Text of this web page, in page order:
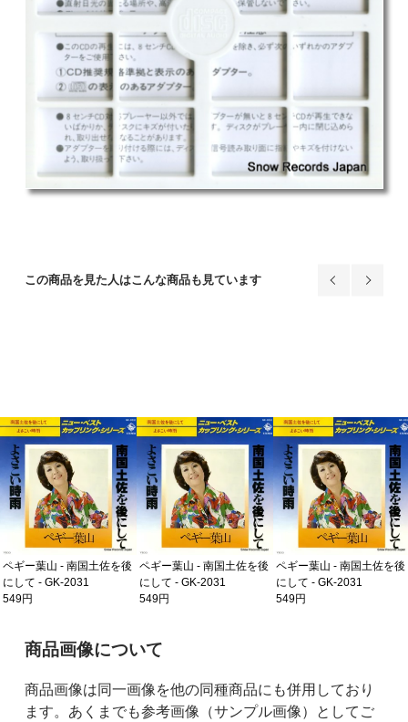
この商品を見た人はこんな商品も見ています
ペギー葉山 - 南国土佐を後
にして - GK-2031
549円
ペギー葉山 - 南国土佐を後
にして - GK-2031
549円
ペギー葉山 - 南国土佐を後
にして - GK-2031
549円
ご購入前の注意事項
商品画像について
商品画像は同一画像を他の同種商品にも併用しており
ます。あくまでも参考画像（サンプル画像）としてご